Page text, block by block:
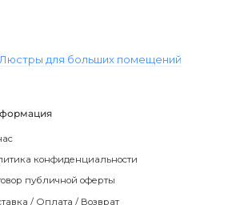
Люстры для больших помещений
конфиденциальности
публичной оферты
/ Оплата / Возврат